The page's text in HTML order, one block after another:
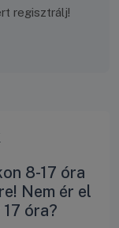
regisztrálj!
8-17 óra
Nem ér el
óra?